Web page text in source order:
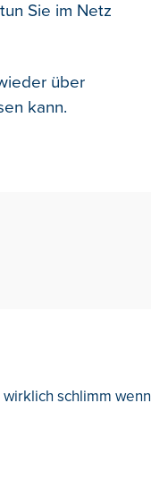
Sie im Netz
über
kann.
schlimm wenn